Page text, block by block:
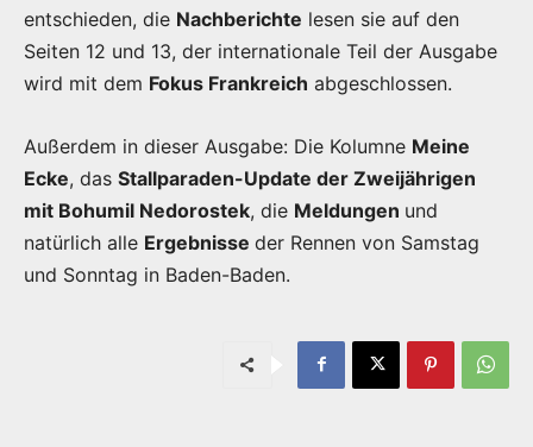
entschieden, die Nachberichte lesen sie auf den
Seiten 12 und 13, der internationale Teil der Ausgabe
wird mit dem Fokus Frankreich abgeschlossen.
Außerdem in dieser Ausgabe: Die Kolumne Meine
Ecke, das Stallparaden-Update der Zweijährigen
mit Bohumil Nedorostek, die Meldungen und
natürlich alle Ergebnisse der Rennen von Samstag
und Sonntag in Baden-Baden.